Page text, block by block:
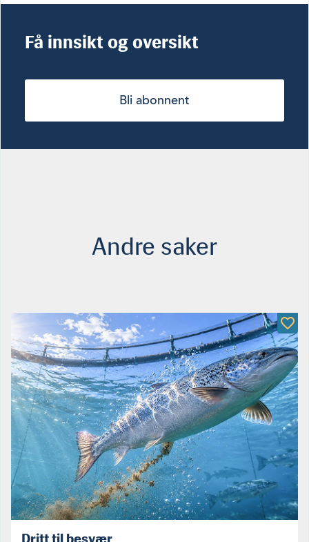
Få innsikt og oversikt
Bli abonnent
Andre saker
Dritt til besvær